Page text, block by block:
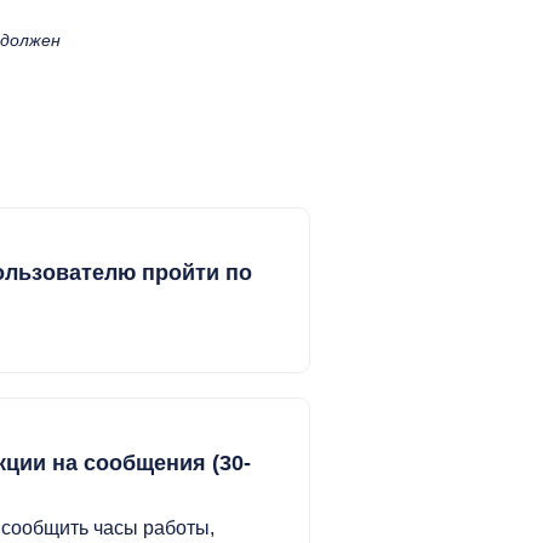
пройти по
на сообщения (30-
часы работы,